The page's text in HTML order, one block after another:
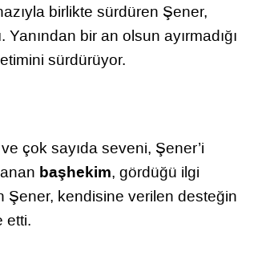
birlikte sürdüren Şener,
bir an olsun ayırmadığı
sürdürüyor.
çok sayıda seveni, Şener’i
başhekim, gördüğü ilgi
Şener, kendisine verilen desteğin
etti.